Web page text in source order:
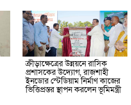
ক্রীড়াক্ষেত্রের উন্নয়নে রাসিক
প্রশাসকের উদ্যোগ, রাজশাহী
ইনডোর স্টেডিয়াম নির্মাণ কাজের
ভিত্তিপ্রস্তর স্থাপন করলেন ভূমিমন্ত্রী